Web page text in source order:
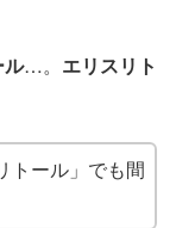
ル…。 エリスリト
トール」でも間